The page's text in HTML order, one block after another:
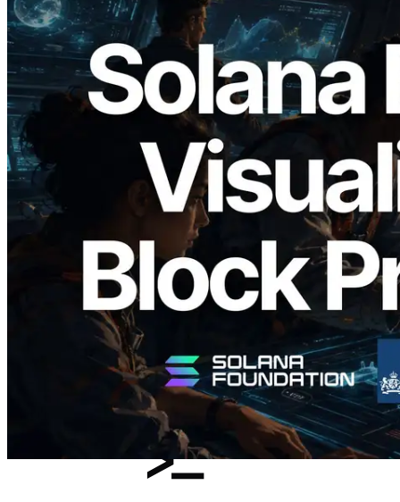
2026.05.24
Validators Solutions Meluncurkan Solana
Block Analyzer — Memvisualisasikan
Waktu Produksi Blok per Slot dan
Validator yang Ditugaskan